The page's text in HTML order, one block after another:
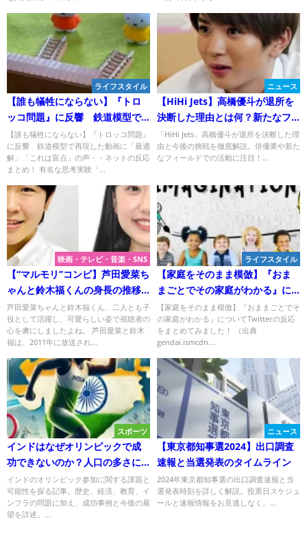
ライフスタイル
【誰も犠牲にならない】『トロ
ッコ問題』に反響 鉄道模型で
再現した動画に「最適解」「こ
れは盲点」の声
【誰も犠牲にならない】『トロッコ問題』
に反響 鉄道模型で再現した動画に「最適
解」「これは盲点」の声・・ネットの反応
まとめ！ 有名な思考実験「...
ニュース
【HiHi Jets】高橋優斗が退所を
決断した理由とは何？新たなフ
ィールドとは何か？今後の挑戦
に迫る！
「HiHi Jets」高橋優斗が退所を決断した理
由と今後の挑戦を徹底解説。俳優業や新た
なフィールドでの活動に注目！...
映画・テレビ・音楽・SNS
【“マルモリ”コンビ】芦田愛菜ち
ゃんと鈴木福くんの身長の推移
を徹底検証！
芦田愛菜ちゃんと鈴木福くん、二人とも子
役として活躍し、可愛らしい姿で視聴者の
心を虜にしましたよね。 芦田愛菜と鈴木
福は、2011年に放送され...
ライフスタイル
【家庭をそのまま模倣】『おま
まごとでその家庭がわかる』に
ついてTwitterの反応
【家庭をそのまま模倣】『おままごとでそ
の家庭がわかる』についてTwitterの反応
をまとめてみました！ （出典
gendai.ismcdn....
スポーツ
インドはなぜオリンピックで成
功できないのか？人口の多さに
反する現実！
インドのオリンピック参加に関する課題と
可能性を探る記事。歴史、経済、教育、イ
ンフラの問題に加え、成功事例と今後の展
望を詳述。...
ニュース
【東京都知事選2024】出口調査
速報と当選発表のタイムライン
2024年東京都知事選の出口調査速報と当
選発表時刻を詳しく解説。投票日スケジュ
ールと速報情報をお見逃しなく。...